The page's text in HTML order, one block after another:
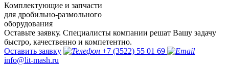
Комплектующие и запчасти
для дробильно-размольного
оборудования
Оставьте заявку. Специалисты компании решат Вашу задачу
быстро, качественно и компетентно.
Оставить заявку
+7 (3522) 55 01 69
info@lit-mash.ru